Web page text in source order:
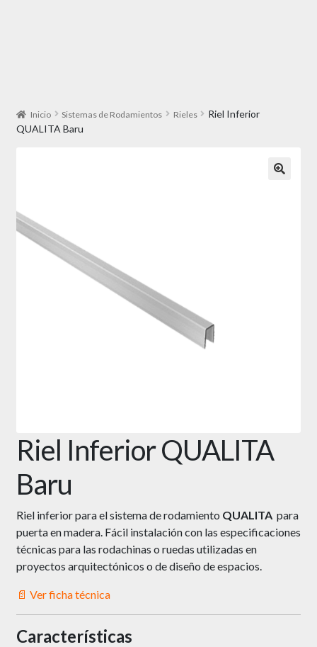
Inicio Sistemas de Rodamientos Rieles
Riel Inferior
QUALITA Baru
Riel Inferior QUALITA
Baru
Riel inferior para el sistema de rodamiento QUALITApara
puerta en madera. Fácil instalación con las especificaciones
técnicas para las rodachinas o ruedas utilizadas en
proyectos arquitectónicos o de diseño de espacios.
📄 Ver ficha técnica
Características